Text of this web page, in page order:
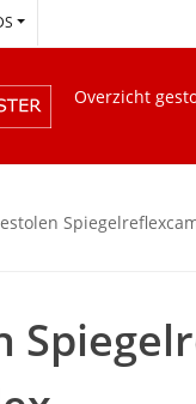
Overzicht